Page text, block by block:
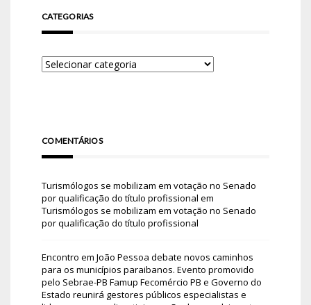
CATEGORIAS
COMENTÁRIOS
Turismólogos se mobilizam em votação no Senado
por qualificação do título profissional em
Turismólogos se mobilizam em votação no Senado
por qualificação do título profissional
Encontro em João Pessoa debate novos caminhos
para os municípios paraibanos. Evento promovido
pelo Sebrae-PB Famup Fecomércio PB e Governo do
Estado reunirá gestores públicos especialistas e